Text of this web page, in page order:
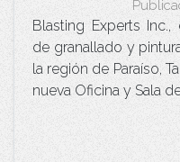
Blasting Experts
de granallado y
la región de Paraíso,
nueva Oficina y Sala